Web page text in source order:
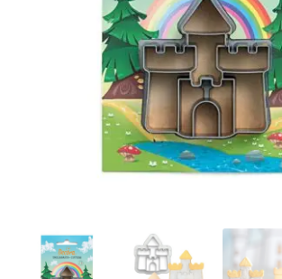
Ozdoby na tort weselny